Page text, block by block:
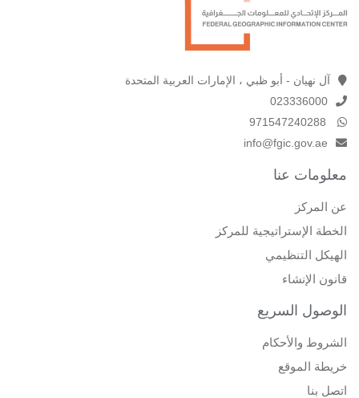
آل نهيان - أبو ظبي ، الإمارات العربية المتحدة
023336000
971547240288
info@fgic.gov.ae
معلومات عنا
عن المركز
الخطة الإستراتيجية للمركز
الهيكل التنظيمي
قانون الإنشاء
الوصول السريع
الشروط والأحكام
خريطة الموقع
اتصل بنا